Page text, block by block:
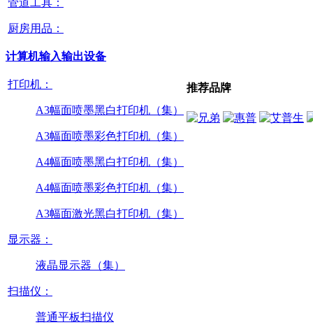
管道工具：
厨房用品：
计算机输入输出设备
打印机：
A3幅面喷墨黑白打印机（集）
A3幅面喷墨彩色打印机（集）
A4幅面喷墨黑白打印机（集）
A4幅面喷墨彩色打印机（集）
A3幅面激光黑白打印机（集）
显示器：
液晶显示器（集）
扫描仪：
普通平板扫描仪
推荐品牌